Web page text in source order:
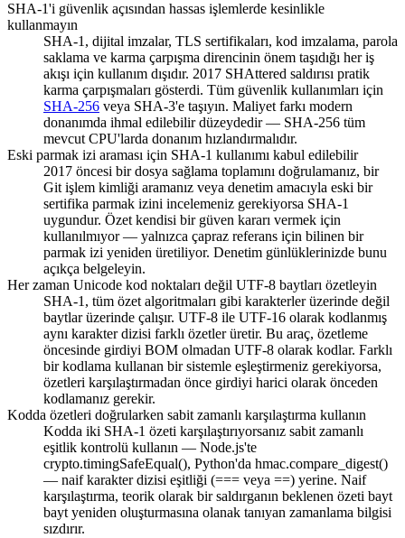
SHA-1'i güvenlik açısından hassas işlemlerde kesinlikle
kullanmayın
SHA-1, dijital imzalar, TLS sertifikaları, kod imzalama, parola
saklama ve karma çarpışma direncinin önem taşıdığı her iş
akışı için kullanım dışıdır. 2017 SHAttered saldırısı pratik
karma çarpışmaları gösterdi. Tüm güvenlik kullanımları için
SHA-256 veya SHA-3'e taşıyın. Maliyet farkı modern
donanımda ihmal edilebilir düzeydedir — SHA-256 tüm
mevcut CPU'larda donanım hızlandırmalıdır.
Eski parmak izi araması için SHA-1 kullanımı kabul edilebilir
2017 öncesi bir dosya sağlama toplamını doğrulamanız, bir
Git işlem kimliği aramanız veya denetim amacıyla eski bir
sertifika parmak izini incelemeniz gerekiyorsa SHA-1
uygundur. Özet kendisi bir güven kararı vermek için
kullanılmıyor — yalnızca çapraz referans için bilinen bir
parmak izi yeniden üretiliyor. Denetim günlüklerinizde bunu
açıkça belgeleyin.
Her zaman Unicode kod noktaları değil UTF-8 baytları özetleyin
SHA-1, tüm özet algoritmaları gibi karakterler üzerinde değil
baytlar üzerinde çalışır. UTF-8 ile UTF-16 olarak kodlanmış
aynı karakter dizisi farklı özetler üretir. Bu araç, özetleme
öncesinde girdiyi BOM olmadan UTF-8 olarak kodlar. Farklı
bir kodlama kullanan bir sistemle eşleştirmeniz gerekiyorsa,
özetleri karşılaştırmadan önce girdiyi harici olarak önceden
kodlamanız gerekir.
Kodda özetleri doğrularken sabit zamanlı karşılaştırma kullanın
Kodda iki SHA-1 özeti karşılaştırıyorsanız sabit zamanlı
eşitlik kontrolü kullanın — Node.js'te
crypto.timingSafeEqual(), Python'da hmac.compare_digest()
— naif karakter dizisi eşitliği (=== veya ==) yerine. Naif
karşılaştırma, teorik olarak bir saldırganın beklenen özeti bayt
bayt yeniden oluşturmasına olanak tanıyan zamanlama bilgisi
sızdırır.